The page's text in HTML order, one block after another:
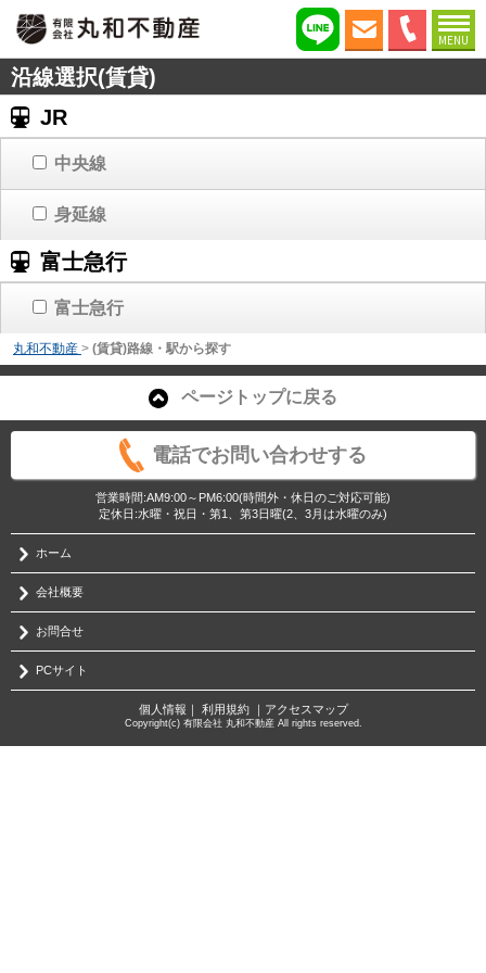
MENU
沿線選択(賃貸)
JR
中央線
身延線
富士急行
富士急行
丸和不動産 > (賃貸)路線・駅から探す
ページトップに戻る
電話でお問い合わせする
営業時間:AM9:00～PM6:00(時間外・休日のご対応可能)
定休日:水曜・祝日・第1、第3日曜(2、3月は水曜のみ)
ホーム
会社概要
お問合せ
PCサイト
個人情報 ｜ 利用規約｜ アクセスマップ
Copyright(c) 有限会社 丸和不動産 All rights reserved.